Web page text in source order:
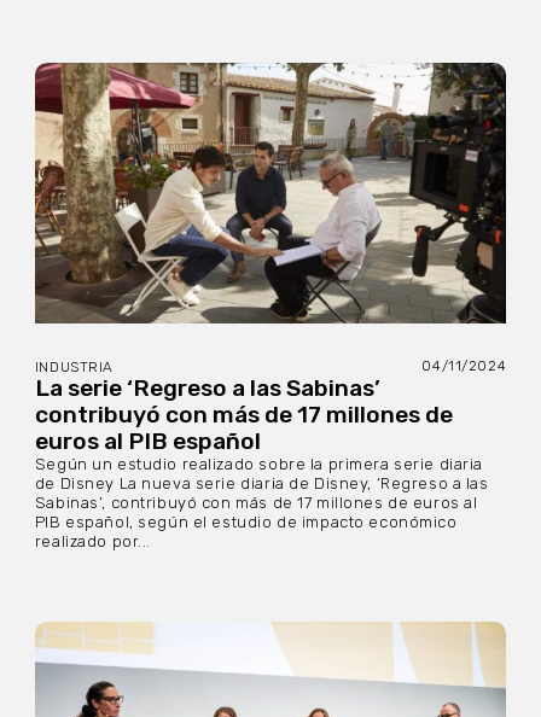
INDUSTRIA 04/11/2024
La serie ‘Regreso a las Sabinas’
contribuyó con más de 17 millones de
euros al PIB español
Según un estudio realizado sobre la primera serie diaria
de Disney La nueva serie diaria de Disney, ‘Regreso a las
Sabinas’, contribuyó con más de 17 millones de euros al
PIB español, según el estudio de impacto económico
realizado por...